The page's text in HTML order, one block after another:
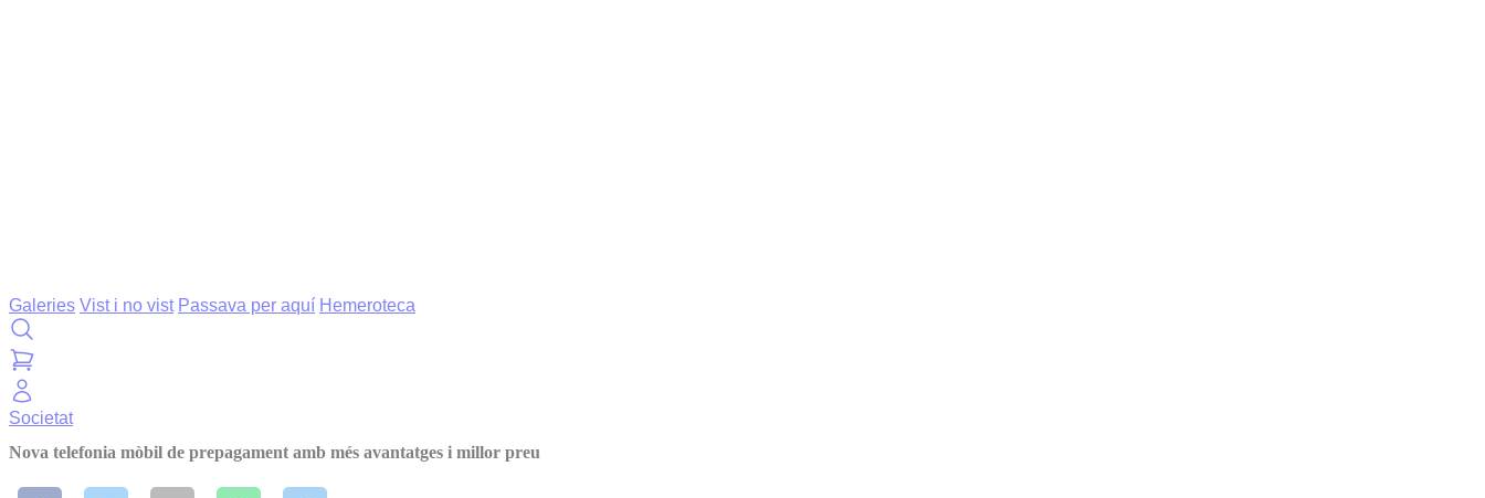
Galeries Vist i no vist Passava per aquí Hemeroteca
Societat
Nova telefonia mòbil de prepagament amb més avantatges i millor preu